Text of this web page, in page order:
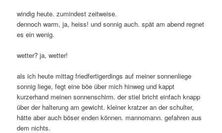
windig heute. zumindest zeitweise.
dennoch warm, ja, heiss! und sonnig auch. spät am abend regnet
es ein wenig.
wetter? ja, wetter!
als ich heute mittag friedfertigerdings auf meiner sonnenliege
sonnig liege, fegt eine böe über mich hinweg und kappt
kurzerhand meinen sonnenschirm. der stiel bricht einfach knapp
über der halterung am gewicht. kleiner kratzer an der schulter,
hätte aber auch böser enden können. mannomann. gefahren aus
dem nichts.